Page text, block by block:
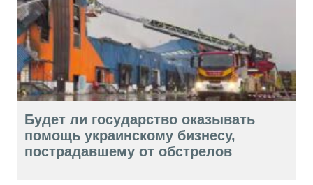
Будет ли государство оказывать
помощь украинскому бизнесу,
пострадавшему от обстрелов